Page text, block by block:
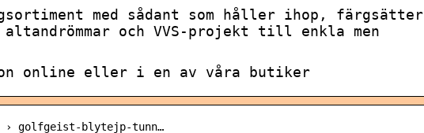
med sådant som håller ihop, färgsätter
och VVS-projekt till enkla men
online eller i en av våra butiker
› golfgeist-blytejp-tunn…